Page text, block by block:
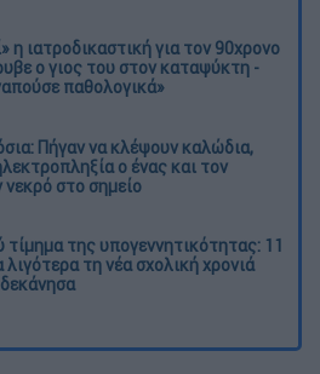
η ιατροδικαστική για τον 90χρονο
ο γιος του στον καταψύκτη -
παθολογικά»
Πήγαν να κλέψουν καλώδια,
ο ένας και τον
στο σημείο
τίμημα της υπογεννητικότητας: 11
λιγότερα τη νέα σχολική χρονιά